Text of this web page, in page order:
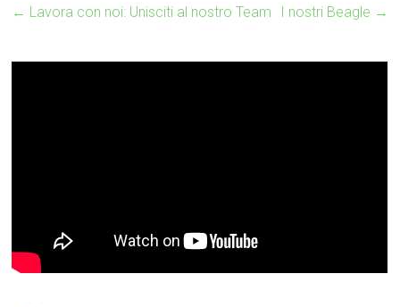
← Lavora con noi: Unisciti al nostro Team I nostri Beagle →